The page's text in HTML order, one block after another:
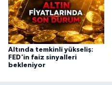
Altında temkinli yükseliş:
FED'in faiz sinyalleri
bekleniyor